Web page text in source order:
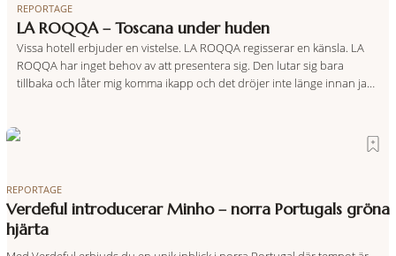
REPORTAGE
LA ROQQA – Toscana under huden
Vissa hotell erbjuder en vistelse. LA ROQQA regisserar en känsla. LA
ROQQA har inget behov av att presentera sig. Den lutar sig bara
tillbaka och låter mig komma ikapp och det dröjer inte länge innan jag
REPORTAGE
Verdeful introducerar Minho – norra Portugals gröna
hjärta